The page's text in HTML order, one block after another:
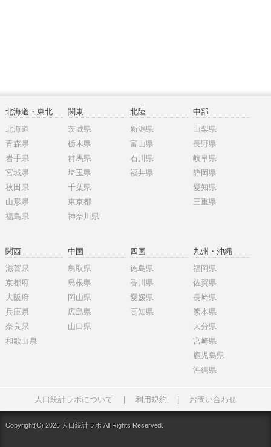
北海道・東北
北海道
青森県
岩手県
宮城県
秋田県
山形県
福島県
関東
茨城県
栃木県
群馬県
埼玉県
千葉県
東京都
神奈川県
北陸
新潟県
富山県
石川県
福井県
中部
山梨県
長野県
岐阜県
静岡県
愛知県
三重県
関西
滋賀県
京都府
大阪府
兵庫県
奈良県
和歌山県
中国
鳥取県
島根県
岡山県
広島県
山口県
四国
徳島県
香川県
愛媛県
高知県
九州・沖縄
福岡県
佐賀県
長崎県
熊本県
大分県
宮崎県
鹿児島県
沖縄県
人口統計ラボについて 利用規約 お問い合わせ
Copyright(C) 2026 人口統計ラボ All Rights Reserved.